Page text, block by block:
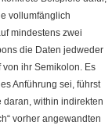
vollumfänglich
mindestens zwei
die Daten jedweder
ihr Semikolon. Es
Anführung sei, führst
daran, within indirekten
vorher angewandten